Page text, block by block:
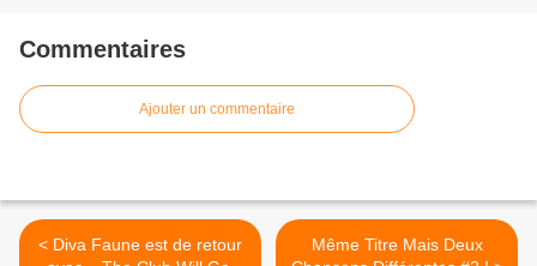
Commentaires
Ajouter un commentaire
< Diva Faune est de retour
Même Titre Mais Deux